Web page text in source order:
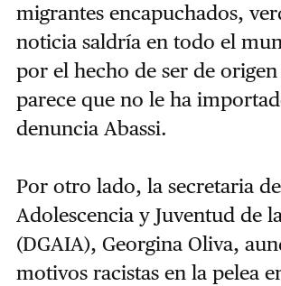
migrantes encapuchados,
noticia saldría en todo el
por el hecho de ser de
parece que no le ha
denuncia Abassi.
Por otro lado, la secretaria
Adolescencia y Juventud de
(DGAIA), Georgina Oliva,
motivos racistas en la pelea